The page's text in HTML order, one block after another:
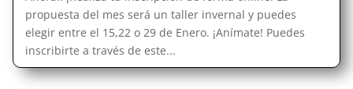
propuesta del mes será un taller invernal y puedes
elegir entre el 15,22 o 29 de Enero. ¡Anímate! Puedes
inscribirte a través de este...